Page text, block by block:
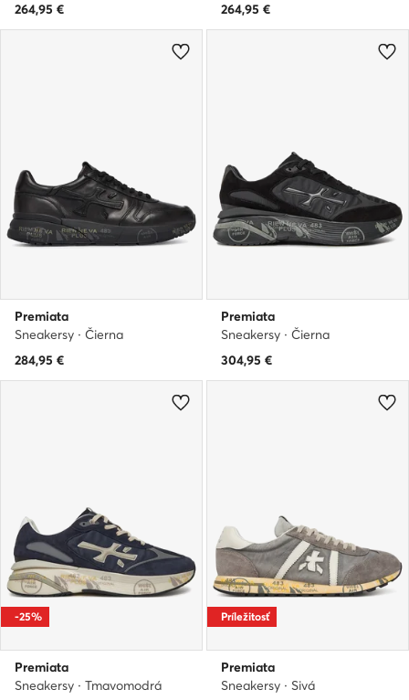
264,95 €
264,95 €
Premiata
Sneakersy · Čierna
284,95 €
Premiata
Sneakersy · Čierna
304,95 €
-25%
Premiata
Sneakersy · Tmavomodrá
Príležitosť
Premiata
Sneakersy · Sivá